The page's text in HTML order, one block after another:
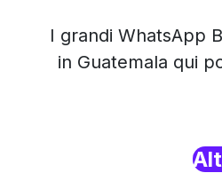
I grandi WhatsApp
in Guatemala qui